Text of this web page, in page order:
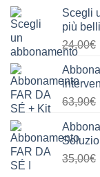
Scegli
più
24,00€
63,90€
35,00€